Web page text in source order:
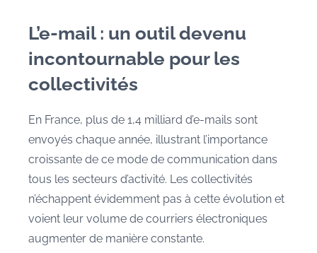
L’e-mail : un outil devenu
incontournable pour les
collectivités
En France, plus de 1,4 milliard d’e-mails sont
envoyés chaque année, illustrant l’importance
croissante de ce mode de communication dans
tous les secteurs d’activité. Les collectivités
n’échappent évidemment pas à cette évolution et
voient leur volume de courriers électroniques
augmenter de manière constante.